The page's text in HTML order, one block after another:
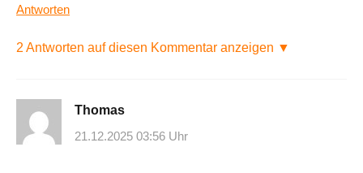
Antworten
2 Antworten auf diesen Kommentar anzeigen ▼
Thomas
21.12.2025 03:56 Uhr